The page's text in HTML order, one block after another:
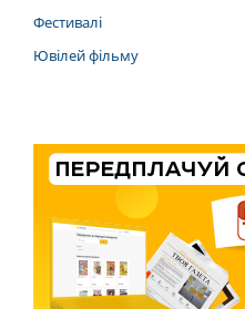
Фестивалі
Ювілей фільму